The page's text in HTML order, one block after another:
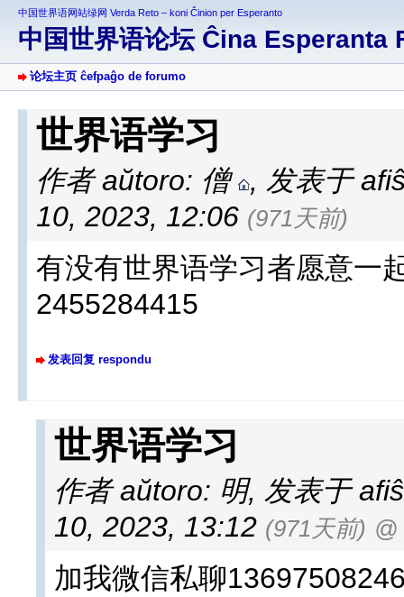
中国世界语网站绿网 Verda Reto – koni Ĉinion per Esperanto
中国世界语论坛 Ĉina Esperanta
论坛主页 ĉefpaĝo de forumo
世界语学习
作者 aŭtoro: 僧 , 发表于
10, 2023, 12:06 (971天前)
有没有世界语学习者愿意一
2455284415
发表回复 respondu
世界语学习
作者 aŭtoro: 明, 发表于
10, 2023, 13:12 (971天前) @
加我微信私聊